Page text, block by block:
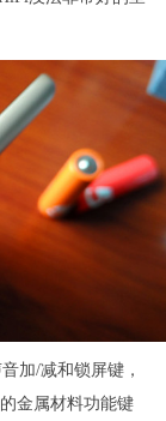
加/减和锁屏键，
金属材料功能键